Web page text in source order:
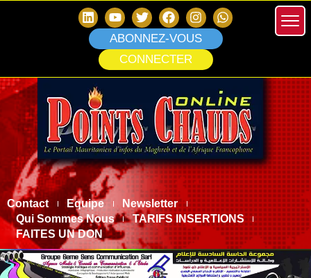
ABONNEZ-VOUS
CONNECTER
Contact Equipe
Newsletter
Qui Sommes Nous
TARIFS INSERTIONS
FAITES UN DON